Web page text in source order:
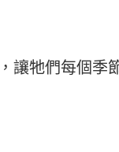
讓牠們每個季